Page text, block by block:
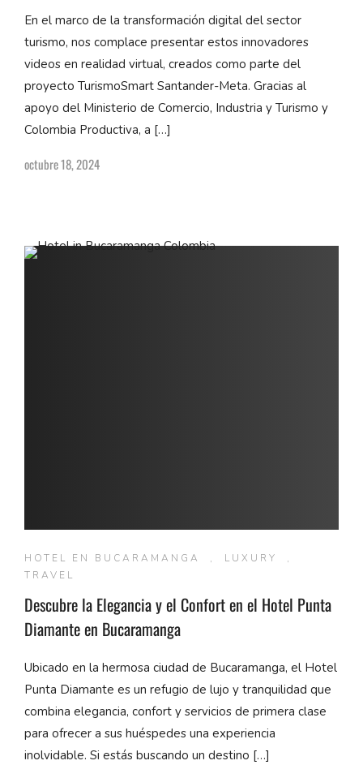
En el marco de la transformación digital del sector
turismo, nos complace presentar estos innovadores
videos en realidad virtual, creados como parte del
proyecto TurismoSmart Santander-Meta. Gracias al
apoyo del Ministerio de Comercio, Industria y Turismo y
Colombia Productiva, a […]
octubre 18, 2024
HOTEL EN BUCARAMANGA , LUXURY
,
TRAVEL
Descubre la Elegancia y el Confort en el Hotel Punta
Diamante en Bucaramanga
Ubicado en la hermosa ciudad de Bucaramanga, el Hotel
Punta Diamante es un refugio de lujo y tranquilidad que
combina elegancia, confort y servicios de primera clase
para ofrecer a sus huéspedes una experiencia
inolvidable. Si estás buscando un destino […]